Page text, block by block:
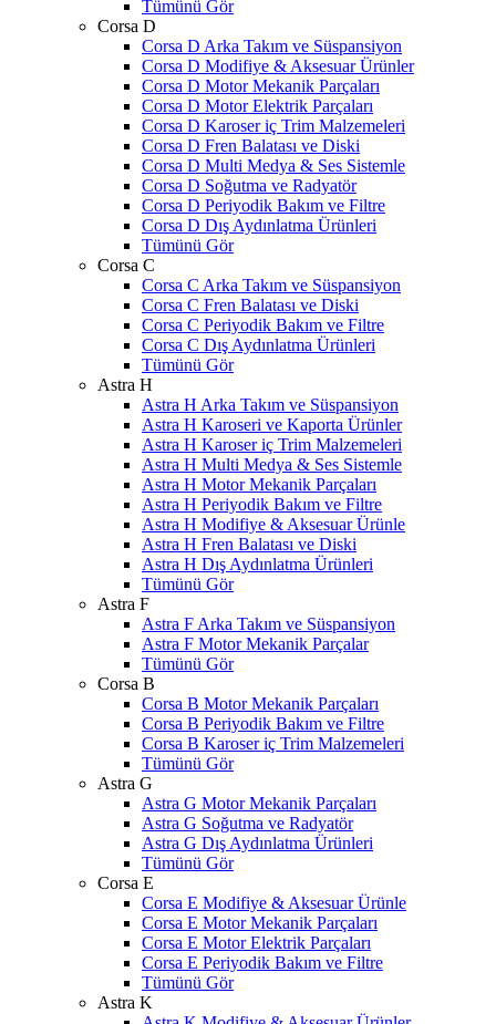
Tümünü Gör
Corsa D
Corsa D Arka Takım ve Süspansiyon
Corsa D Modifiye & Aksesuar Ürünler
Corsa D Motor Mekanik Parçaları
Corsa D Motor Elektrik Parçaları
Corsa D Karoser iç Trim Malzemeleri
Corsa D Fren Balatası ve Diski
Corsa D Multi Medya & Ses Sistemle
Corsa D Soğutma ve Radyatör
Corsa D Periyodik Bakım ve Filtre
Corsa D Dış Aydınlatma Ürünleri
Tümünü Gör
Corsa C
Corsa C Arka Takım ve Süspansiyon
Corsa C Fren Balatası ve Diski
Corsa C Periyodik Bakım ve Filtre
Corsa C Dış Aydınlatma Ürünleri
Tümünü Gör
Astra H
Astra H Arka Takım ve Süspansiyon
Astra H Karoseri ve Kaporta Ürünler
Astra H Karoser iç Trim Malzemeleri
Astra H Multi Medya & Ses Sistemle
Astra H Motor Mekanik Parçaları
Astra H Periyodik Bakım ve Filtre
Astra H Modifiye & Aksesuar Ürünle
Astra H Fren Balatası ve Diski
Astra H Dış Aydınlatma Ürünleri
Tümünü Gör
Astra F
Astra F Arka Takım ve Süspansiyon
Astra F Motor Mekanik Parçalar
Tümünü Gör
Corsa B
Corsa B Motor Mekanik Parçaları
Corsa B Periyodik Bakım ve Filtre
Corsa B Karoser iç Trim Malzemeleri
Tümünü Gör
Astra G
Astra G Motor Mekanik Parçaları
Astra G Soğutma ve Radyatör
Astra G Dış Aydınlatma Ürünleri
Tümünü Gör
Corsa E
Corsa E Modifiye & Aksesuar Ürünle
Corsa E Motor Mekanik Parçaları
Corsa E Motor Elektrik Parçaları
Corsa E Periyodik Bakım ve Filtre
Tümünü Gör
Astra K